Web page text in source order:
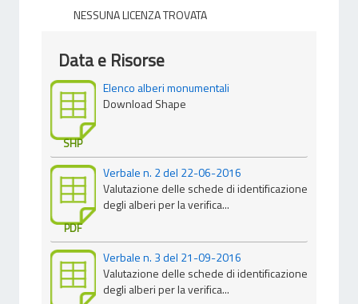
NESSUNA LICENZA TROVATA
Data e Risorse
SHP
Elenco alberi monumentali
Download Shape
PDF
Verbale n. 2 del 22-06-2016
Valutazione delle schede di identificazione
degli alberi per la verifica...
Verbale n. 3 del 21-09-2016
Valutazione delle schede di identificazione
degli alberi per la verifica...